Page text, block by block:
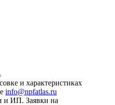
и характеристиках
info@npfatlas.ru
и ИП. Заявки на